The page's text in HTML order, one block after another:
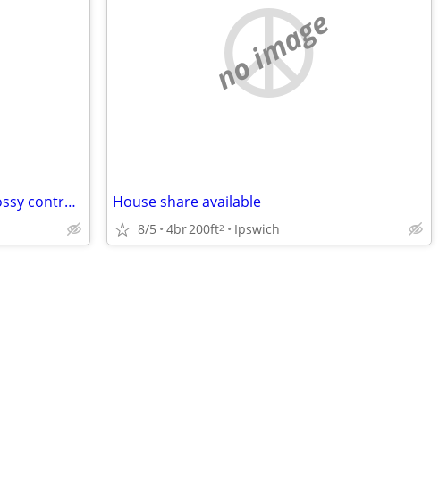
Home for any older or younger bossy controlling women
no image
House share available
8/5 4br200ft2 Ipswich